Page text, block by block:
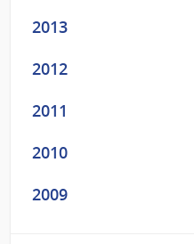
2013
2012
2011
2010
2009